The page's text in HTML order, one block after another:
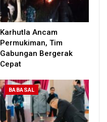
Karhutla Ancam
Permukiman, Tim
Gabungan Bergerak
Cepat
BABASAL